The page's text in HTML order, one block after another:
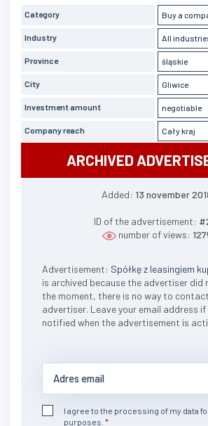
Category Buy a
Industry All
Province śląskie
City Gliwice
Investment amount negotiable
Company reach Cały kraj
ARCHIVED
Added: 13 november
ID of the advertisement:
number of views:
Advertisement: Spółkę z leasingiem
is archived because the advertiser did
the moment, there is no way to
advertiser. Leave your email address
notified when the advertisement is
I agree to the processing of my data
purposes.